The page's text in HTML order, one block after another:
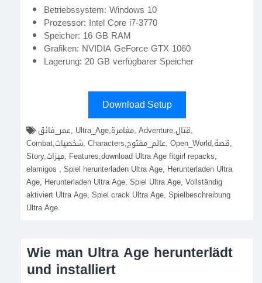
Betriebssystem: Windows 10
Prozessor: Intel Core i7-3770
Speicher: 16 GB RAM
Grafiken: NVIDIA GeForce GTX 1060
Lagerung: 20 GB verfügbarer Speicher
Download Setup
Combat,شخصيات, Characters,عالم_مفتوح, Open_World,قصة,
Story,ميزات, Features,download Ultra Age fitgirl repacks,
elamigos , Spiel herunterladen Ultra Age, Herunterladen Ultra
Age, Herunterladen Ultra Age, Spiel Ultra Age, Vollständig
aktiviert Ultra Age, Spiel crack Ultra Age, Spielbeschreibung
Ultra Age
Wie man Ultra Age herunterlädt
und installiert